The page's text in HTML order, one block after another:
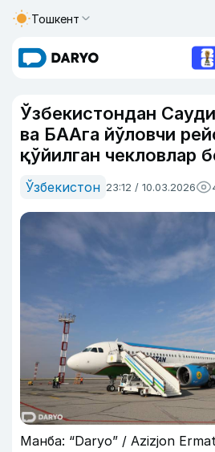
Тошкент
Ўзбекистондан
ва БААга йўловчи
қўйилган чекловлар
Ўзбекистон 23:12 / 10.03.2026
Манба: “Daryo” / Azizjon